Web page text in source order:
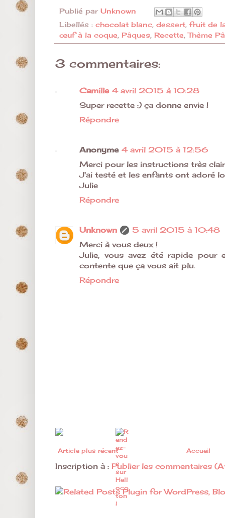
Publié par Unknown
Libellés : chocolat blanc, dessert, fruit de
œuf à la coque, Pâques, Recette,Thème
3 commentaires:
Camille 4 avril 2015 à 10:28
Super recette :) ça donne envie !
Répondre
Anonyme 4 avril 2015 à 12:56
Merci pour les instructions très
J'ai testé et les enfants ont adoré
Julie
Répondre
Unknown
5 avril 2015 à 10:48
Merci à vous deux !
Julie, vous avez été rapide pour
contente que ça vous ait plu.
Répondre
Article plus récent Accueil
Inscription à : Publier les commentaires